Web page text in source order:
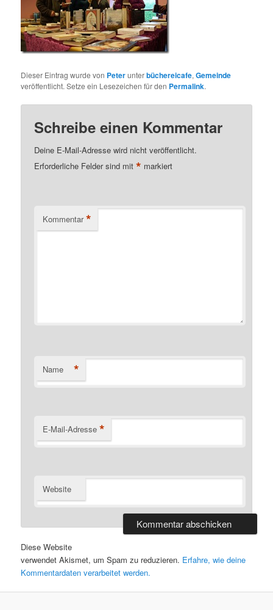
Dieser Eintrag wurde von Peterunterbüchereicafe,Gemeinde
veröffentlicht. Setze ein Lesezeichen für den Permalink.
Schreibe einen Kommentar
Deine E-Mail-Adresse wird nicht veröffentlicht.
Erforderliche Felder sind mit* markiert
Kommentar *
Name *
E-Mail-Adresse *
Website
Diese Website
verwendet Akismet, um Spam zu reduzieren. Erfahre, wie deine
Kommentardaten verarbeitet werden.